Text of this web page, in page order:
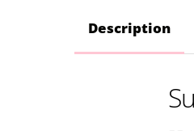
Description